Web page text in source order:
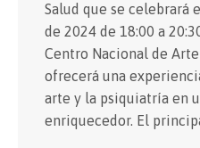
Salud que se celebrará
de 2024 de 18:00 a
Centro Nacional de
ofrecerá una
arte y la psiquiatría en
enriquecedor. El